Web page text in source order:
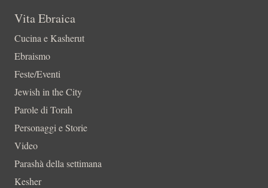
Vita Ebraica
Cucina e Kasherut
Ebraismo
Feste/Eventi
Jewish in the City
Parole di Torah
Personaggi e Storie
Video
Parashà della settimana
Kesher